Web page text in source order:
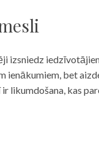
izsniedz
ienākumiem, bet
kas